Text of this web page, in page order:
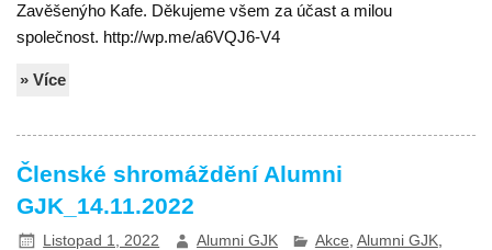
Zavěšenýho Kafe. Děkujeme všem za účast a milou
společnost. http://wp.me/a6VQJ6-V4
» Více
Členské shromáždění Alumni
GJK_14.11.2022
Listopad 1, 2022 Alumni GJK Akce Alumni GJK,